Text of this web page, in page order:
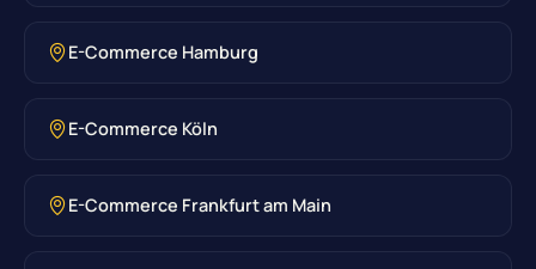
E-Commerce Hamburg
E-Commerce Köln
E-Commerce Frankfurt am Main